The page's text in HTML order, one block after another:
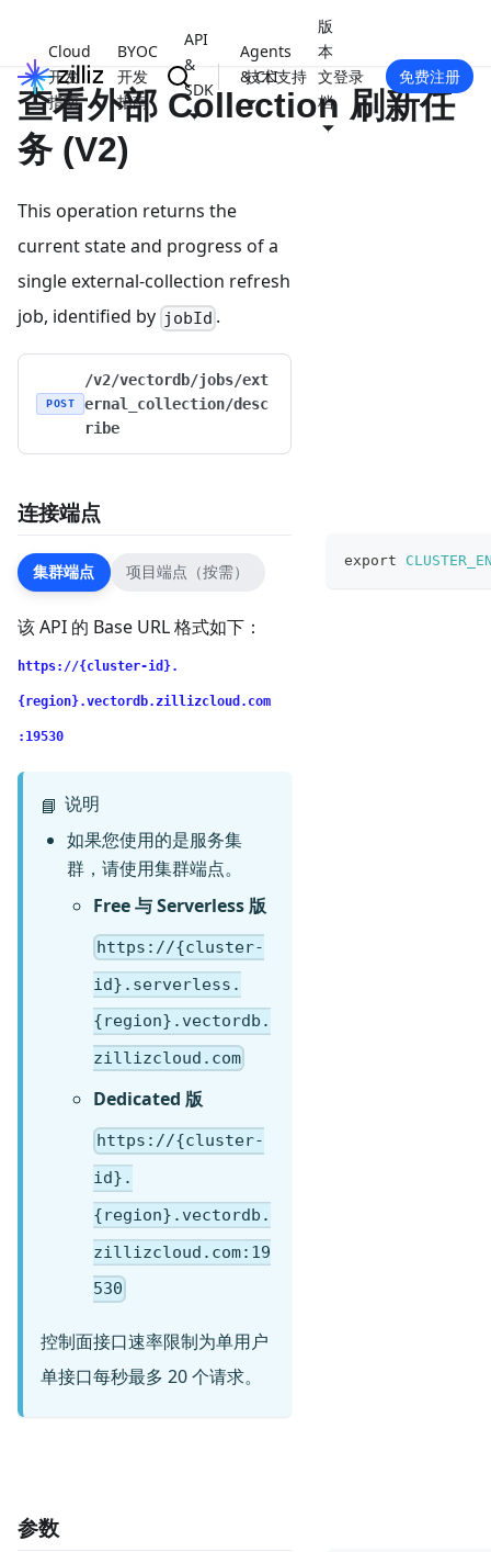
Cloud
开发
指南
BYOC
开发
指南
API
&
SDK
Agents
& CLI
版
本
文
档
技术支持 登录 免费注册
查看外部 Collection 刷新任
务 (V2)
This operation returns the
current state and progress of a
single external-collection refresh
job, identified by jobId .
POST
/v2/vectordb/jobs/ext
ernal_collection/desc
ribe
连接端点
集群端点 项目端点（按需）
该 API 的 Base URL 格式如下：
https://{cluster-id}.
{region}.vectordb.zillizcloud.com
:19530
📘 说明
如果您使用的是服务集
群，请使用集群端点。
Free 与 Serverless 版
https://{cluster-
id}.serverless.
{region}.vectordb.
zillizcloud.com
Dedicated 版
https://{cluster-
id}.
{region}.vectordb.
zillizcloud.com:19
530
控制面接口速率限制为单用户
单接口每秒最多 20 个请求。
export
参数